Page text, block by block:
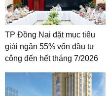
TP Đồng Nai đặt mục tiêu
giải ngân 55% vốn đầu tư
công đến hết tháng 7/2026